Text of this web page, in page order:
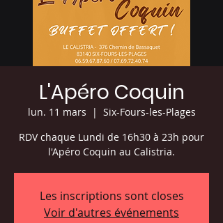
L'Apéro Coquin
lun. 11 mars
  |
Six-Fours-les-Plages
RDV chaque Lundi de 16h30 à 23h pour
l'Apéro Coquin au Calistria.
Les inscriptions sont closes
Voir d'autres événements